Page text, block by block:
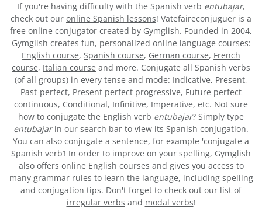
If you're having difficulty with the Spanish verb entubajar,
check out our online Spanish lessons! Vatefaireconjuguer is a
free online conjugator created by Gymglish. Founded in 2004,
Gymglish creates fun, personalized online language courses:
English course, Spanish course, German course, French
course, Italian course and more. Conjugate all Spanish verbs
(of all groups) in every tense and mode: Indicative, Present,
Past-perfect, Present perfect progressive, Future perfect
continuous, Conditional, Infinitive, Imperative, etc. Not sure
how to conjugate the English verb entubajar? Simply type
entubajarin our search bar to view its Spanish conjugation.
You can also conjugate a sentence, for example 'conjugate a
Spanish verb’! In order to improve on your spelling, Gymglish
also offers online English courses and gives you access to
many grammar rules to learn the language, including spelling
and conjugation tips. Don't forget to check out our list of
irregular verbs and modal verbs!